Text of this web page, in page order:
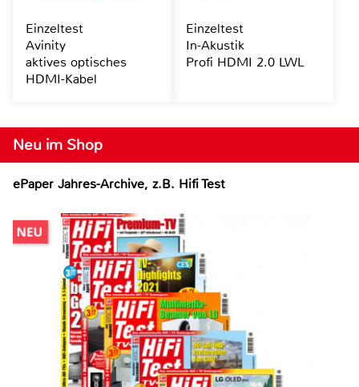
Neu im Shop
ePaper Jahres-Archive, z.B. Hifi Test
Einzeltest
Avinity
aktives optisches
HDMI-Kabel
Einzeltest
In-Akustik
Profi HDMI 2.0 LWL